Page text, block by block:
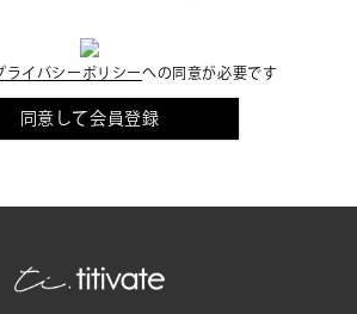
ライバシーポリシーへの同意が必要です
同意して会員登録